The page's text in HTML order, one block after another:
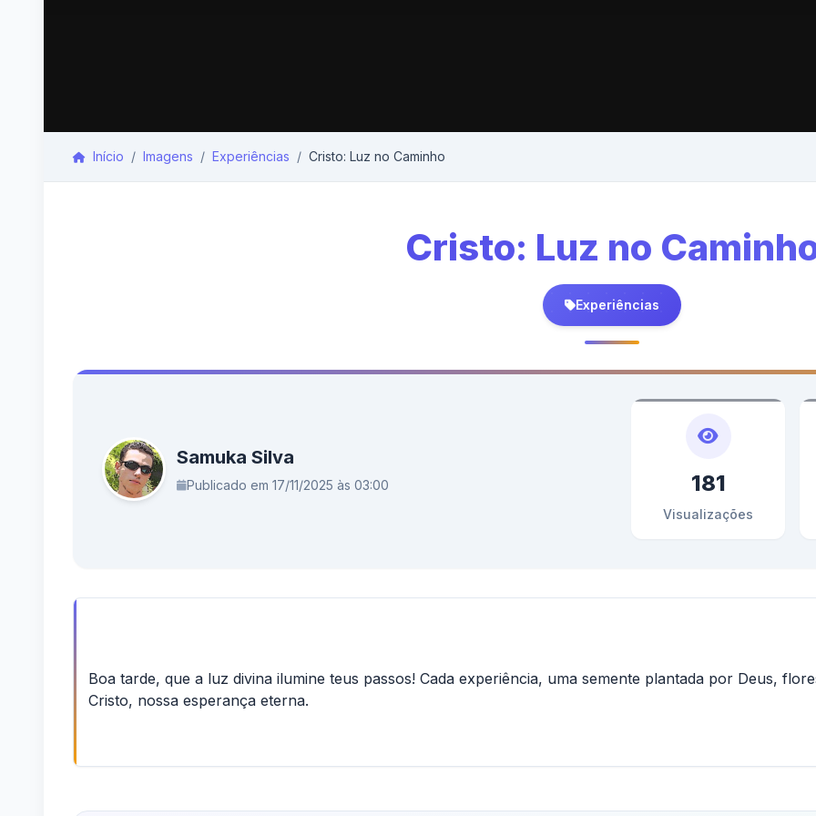
Início Imagens Experiências Cristo: Luz no Caminho
Cristo: Luz no
Experiências
Samuka Silva
Publicado em 17/11/2025 às 03:00 181
Visualizações
Boa tarde, que a luz divina ilumine teus passos! Cada experiência, uma semente plantada por Deus,
Cristo, nossa esperança eterna.